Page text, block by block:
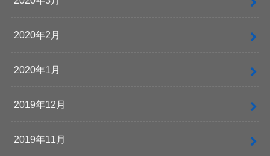
2020年2月
2020年1月
2019年12月
2019年11月